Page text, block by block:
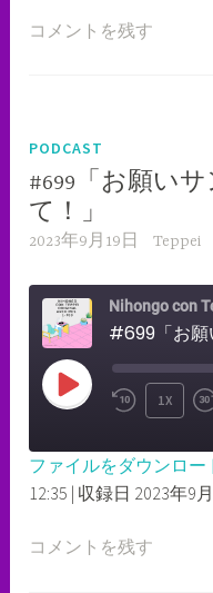
LINK
コメントを残す
PODCAST
#699「お願い
て！」
2023年9月19日 Teppei
Nihongo con
#699「お願
PLAY
REWIND
10
SECONDS
1X
SHARE
LINK
ファイルをダウンロー
12:35 | 収録日 2023年9
コメントを残す